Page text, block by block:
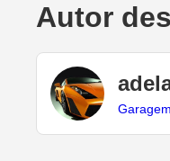
Autor
Garagem